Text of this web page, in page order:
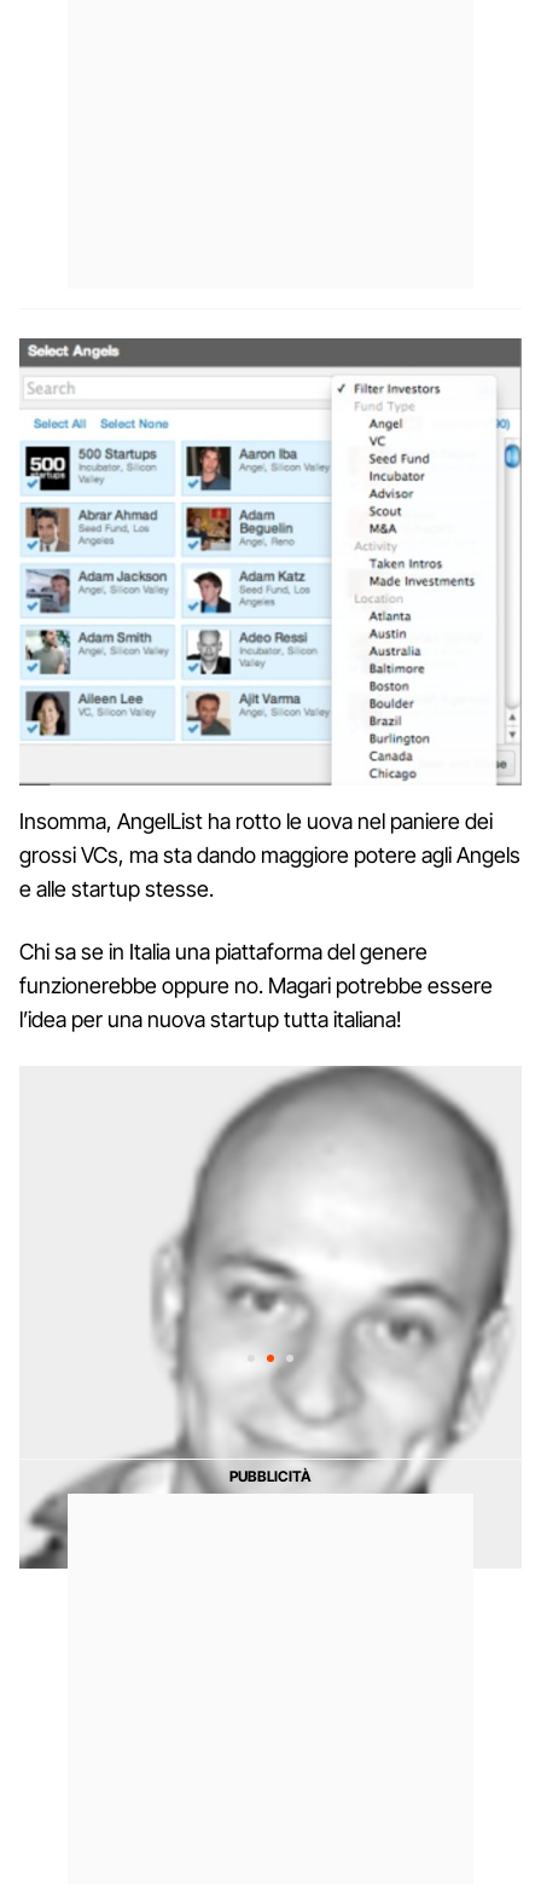
Insomma, AngelList ha rotto le uova nel paniere dei
grossi VCs, ma sta dando maggiore potere agli Angels
e alle startup stesse.
Chi sa se in Italia una piattaforma del genere
funzionerebbe oppure no. Magari potrebbe essere
l’idea per una nuova startup tutta italiana!
Appassionato di Web e tecnologia ha fondato il suo blog
attualmente membro di UpStarRoma e BAIA. Laureato in Tecnologie
a Pisa, co-fondatore e CEO di Ibrii.
Continua a leggere su Fanpage.it